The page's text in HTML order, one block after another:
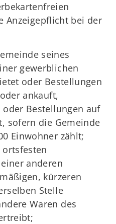
Anzeigepflicht bei der
seines
gewerblichen
oder Bestellungen
ankauft,
Bestellungen auf
sofern die Gemeinde
Einwohner zählt;
anderen
kürzeren
Stelle
Waren des